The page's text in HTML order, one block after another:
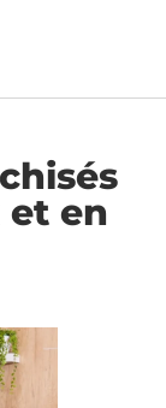
et en